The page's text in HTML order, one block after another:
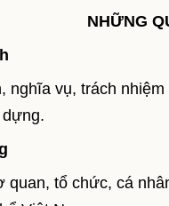
NHỮNG
nghĩa vụ, trách
quan, tổ chức, cá